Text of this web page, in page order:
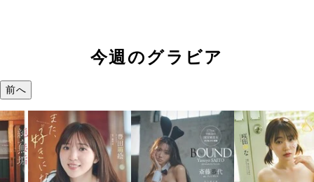
今週のグラビア
前へ